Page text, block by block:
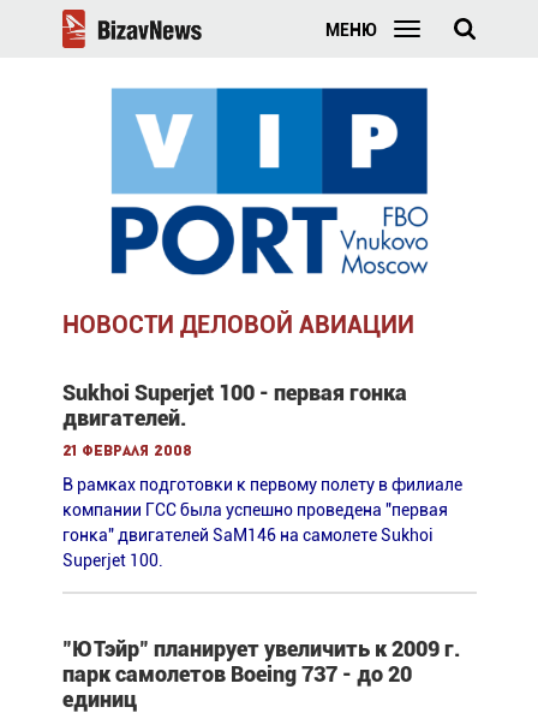
МЕНЮ
НОВОСТИ ДЕЛОВОЙ АВИАЦИИ
Sukhoi Superjet 100 - первая гонка
двигателей.
21 февраля 2008
В рамках подготовки к первому полету в филиале
компании ГСС была успешно проведена "первая
гонка" двигателей SaM146 на самолете Sukhoi
Superjet 100.
"ЮТэйр" планирует увеличить к 2009 г.
парк самолетов Boeing 737 - до 20
единиц